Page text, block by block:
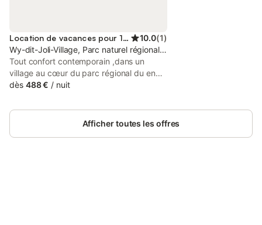
Location de vacances pour 10 personnes 10.0(1)
Wy-dit-Joli-Village, Parc naturel régional du Vexin Français
Tout confort contemporain ,dans un
village au cœur du parc régional du en
vexin à proximité des grands axes
chaleureux, convivial , musées à
proximité , chateaux , peintres célèbres.
dès 488 € / nuit
Afficher toutes les offres